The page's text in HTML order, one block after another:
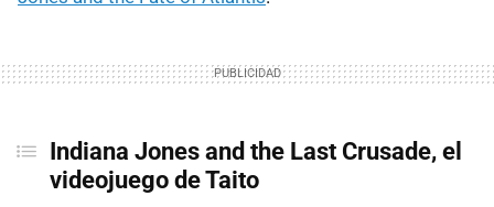
Indiana Jones and the Last Crusade, el
videojuego de Taito